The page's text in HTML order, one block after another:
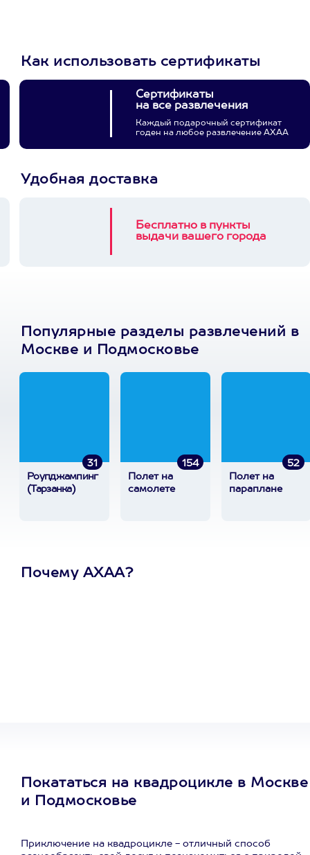
Как использовать сертификаты
Сертификаты
на все развлечения
Каждый подарочный сертификат
годен на любое развлечение АХАА
Удобная доставка
Бесплатно в пункты
выдачи вашего города
Популярные разделы развлечений в
Москве и Подмосковье
31
Роупджампинг
(Тарзанка)
154
Полет на
самолете
52
Полет на
параплане
Почему АХАА?
Покататься на квадроцикле в Москве
и Подмосковье
Приключение на квадроцикле - отличный способ